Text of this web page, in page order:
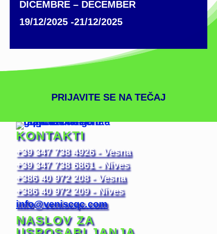
DICEMBRE – DECEMBER
19/12/2025 -21/12/2025
PRIJAVITE SE NA TEČAJ
KONTAKTI
+39 347 738 4926 - Vesna
+39 347 738 6861 - Nives
+386 40 972 208 - Vesna
+386 40 972 209 - Nives
info@veniscqc.com
NASLOV ZA